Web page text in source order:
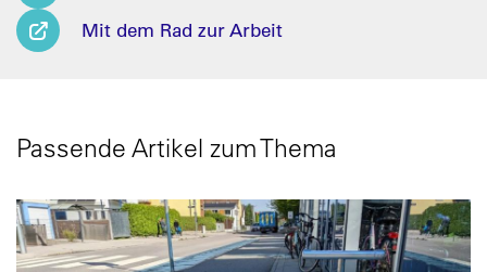
Mit dem Rad zur Arbeit
Passende Artikel zum Thema